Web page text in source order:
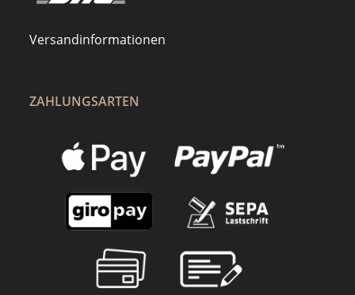
Versandinformationen
ZAHLUNGSARTEN